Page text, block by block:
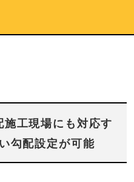
施工現場にも対応す
勾配設定が可能